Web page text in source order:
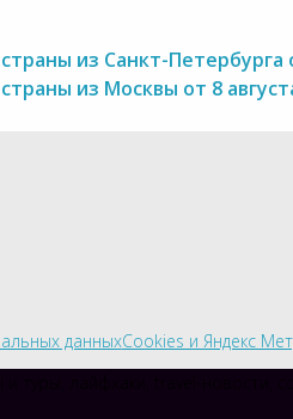
из Санкт-Петербурга
из Москвы от 8
данныхCookies и Яндекс